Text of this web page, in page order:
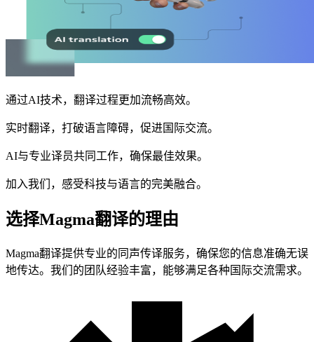
通过AI技术，翻译过程更加流畅高效。
实时翻译，打破语言障碍，促进国际交流。
AI与专业译员共同工作，确保最佳效果。
加入我们，感受科技与语言的完美融合。
选择Magma翻译的理由
Magma翻译提供专业的同声传译服务，确保您的信息准确无误
地传达。我们的团队经验丰富，能够满足各种国际交流需求。